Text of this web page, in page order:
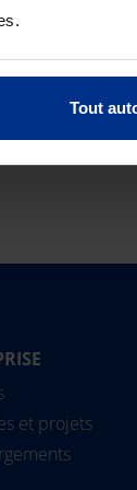
Tout
SoluForce -
et projets